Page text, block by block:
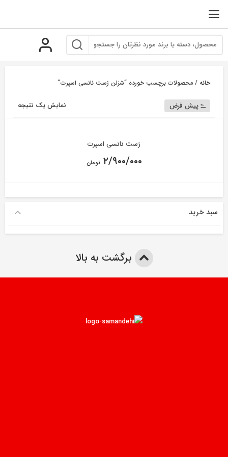
خانه / محصولات برچسب خورده “شزلن ژست نانسی اسپرت”
نمایش یک نتیجه پیش فرض
ژست نانسی اسپرت
۲/۹۰۰/۰۰۰ تومان
سبد خرید
برگشت به بالا